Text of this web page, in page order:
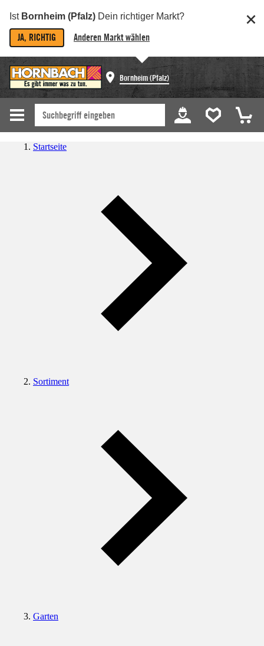
Ist Bornheim (Pfalz) Dein richtiger Markt?
JA, RICHTIG Anderen Markt wählen
Bornheim (Pfalz)
Startseite
Sortiment
Garten